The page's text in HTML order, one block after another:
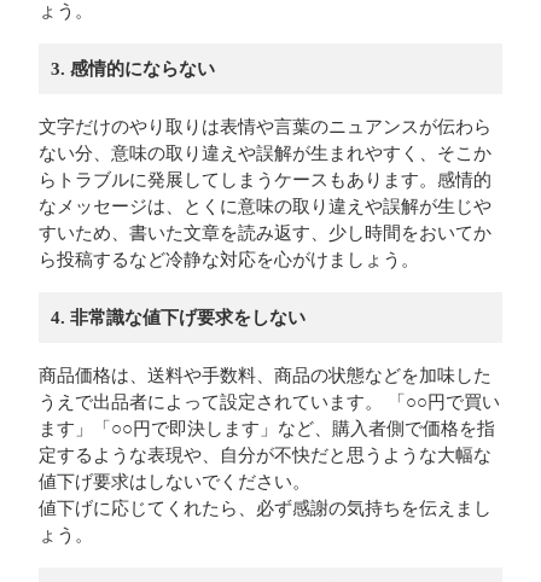
ょう。
3. 感情的にならない
文字だけのやり取りは表情や言葉のニュアンスが伝わら
ない分、意味の取り違えや誤解が生まれやすく、そこか
らトラブルに発展してしまうケースもあります。感情的
なメッセージは、とくに意味の取り違えや誤解が生じや
すいため、書いた文章を読み返す、少し時間をおいてか
ら投稿するなど冷静な対応を心がけましょう。
4. 非常識な値下げ要求をしない
商品価格は、送料や手数料、商品の状態などを加味した
うえで出品者によって設定されています。 「○○円で買い
ます」「○○円で即決します」など、購入者側で価格を指
定するような表現や、自分が不快だと思うような大幅な
値下げ要求はしないでください。
値下げに応じてくれたら、必ず感謝の気持ちを伝えまし
ょう。